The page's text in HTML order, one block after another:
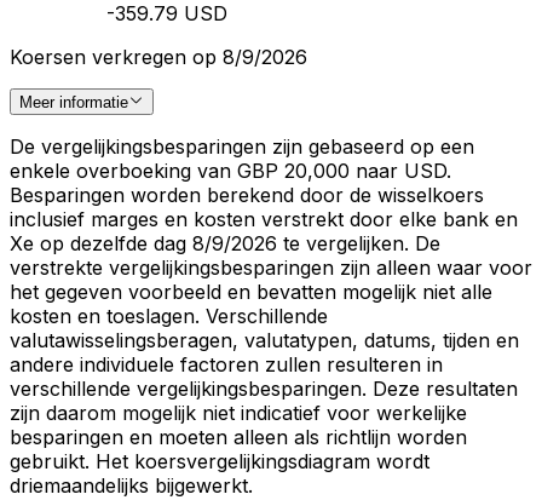
-359.79 USD
Koersen verkregen op 8/9/2026
Meer informatie
De vergelijkingsbesparingen zijn gebaseerd op een
enkele overboeking van GBP 20,000 naar USD.
Besparingen worden berekend door de wisselkoers
inclusief marges en kosten verstrekt door elke bank en
Xe op dezelfde dag 8/9/2026 te vergelijken. De
verstrekte vergelijkingsbesparingen zijn alleen waar voor
het gegeven voorbeeld en bevatten mogelijk niet alle
kosten en toeslagen. Verschillende
valutawisselingsberagen, valutatypen, datums, tijden en
andere individuele factoren zullen resulteren in
verschillende vergelijkingsbesparingen. Deze resultaten
zijn daarom mogelijk niet indicatief voor werkelijke
besparingen en moeten alleen als richtlijn worden
gebruikt. Het koersvergelijkingsdiagram wordt
driemaandelijks bijgewerkt.